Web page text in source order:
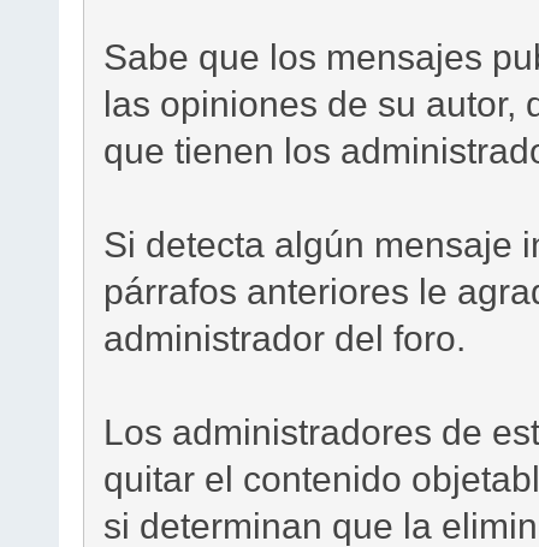
Sabe que los mensajes
las opiniones de su autor,
que tienen los
Si detecta algún mensaje
párrafos anteriores le
administrador del foro.
Los administradores de
quitar el contenido
si determinan que la